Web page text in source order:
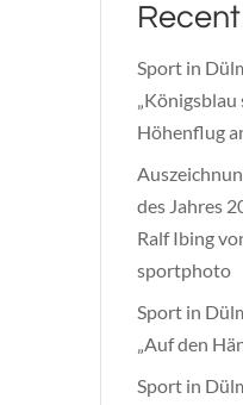
Sport in
„Königsblau
Höhenflug
des Jahres
Ralf Ibing
sportphoto
Sport in
„Auf den
Sport in